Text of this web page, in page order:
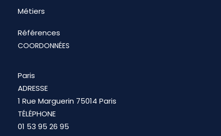
Métiers
Références
COORDONNÉES
Paris
ADRESSE
1 Rue Marguerin 75014 Paris
TÉLÉPHONE
01 53 95 26 95